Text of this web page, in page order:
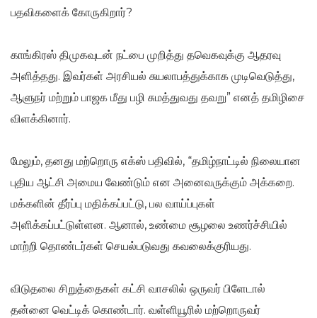
பதவிகளைக் கோருகிறார்?
காங்கிரஸ் திமுகவுடன் நட்பை முறித்து தவெகவுக்கு ஆதரவு
அளித்தது. இவர்கள் அரசியல் சுயலாபத்துக்காக முடிவெடுத்து,
ஆளுநர் மற்றும் பாஜக மீது பழி சுமத்துவது தவறு” எனத் தமிழிசை
விளக்கினார்.
மேலும், தனது மற்றொரு எக்ஸ் பதிவில், “தமிழ்நாட்டில் நிலையான
புதிய ஆட்சி அமைய வேண்டும் என அனைவருக்கும் அக்கறை.
மக்களின் தீர்ப்பு மதிக்கப்பட்டு, பல வாய்ப்புகள்
அளிக்கப்பட்டுள்ளன. ஆனால், உண்மை சூழலை உணர்ச்சியில்
மாற்றி தொண்டர்கள் செயல்படுவது கவலைக்குரியது.
விடுதலை சிறுத்தைகள் கட்சி வாசலில் ஒருவர் பிளேடால்
தன்னை வெட்டிக் கொண்டார். வள்ளியூரில் மற்றொருவர்